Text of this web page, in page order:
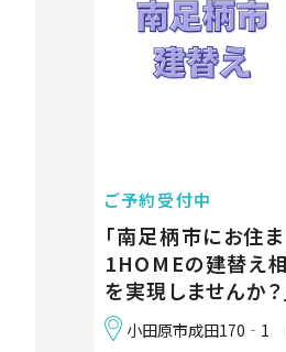
ご予約受付中
「南足柄市にお住
1HOMEの建替え
を実現しませんか？
小田原市成田170‐1 （